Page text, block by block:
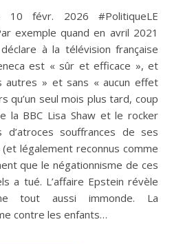
exemple quand en avril 2021
à la télévision française
est « sûr et efficace », et
autres » et sans « aucun effet
qu’un seul mois plus tard, coup
la BBC Lisa Shaw et le rocker
d’atroces souffrances de ses
légalement reconnus comme
que le négationnisme de ces
a tué. L’affaire Epstein révèle
tout aussi immonde. La
contre les enfants…